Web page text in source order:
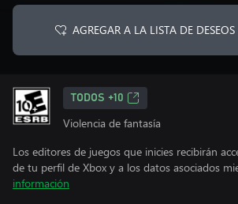
AGREGAR A LA LISTA DE DESEOS
TODOS +10
Violencia de fantasía
Los editores de juegos que inicies recibirán
de tu perfil de Xbox y a los datos asociados
información